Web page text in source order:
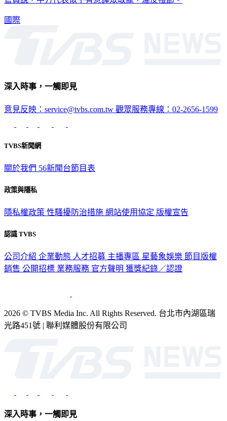
國際
深入時事，一觸即見
意見反映：service@tvbs.com.tw 觀眾服務專線：02-2656-1599
TVBS新聞網
關於我們 56新聞台節目表
政策與隱私
隱私權政策 性騷擾防治措施 網站使用協定 版權宣告
認識 TVBS
公司介紹 企業動態 人才招募 主播專區 星藝象娛樂 節目版權
銷售 公開招標 業務服務 官方聲明 獲獎紀錄／認證
2026 © TVBS Media Inc. All Rights Reserved. 台北市內湖區瑞
光路451號 | 聯利媒體股份有限公司
深入時事，一觸即見